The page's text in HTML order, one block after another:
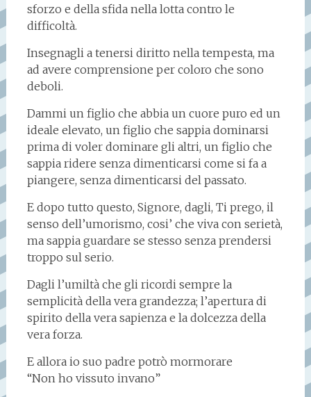
sforzo e della sfida nella lotta contro le
difficoltà.
Insegnagli a tenersi diritto nella tempesta, ma
ad avere comprensione per coloro che sono
deboli.
Dammi un figlio che abbia un cuore puro ed un
ideale elevato, un figlio che sappia dominarsi
prima di voler dominare gli altri, un figlio che
sappia ridere senza dimenticarsi come si fa a
piangere, senza dimenticarsi del passato.
E dopo tutto questo, Signore, dagli, Ti prego, il
senso dell’umorismo, cosi’ che viva con serietà,
ma sappia guardare se stesso senza prendersi
troppo sul serio.
Dagli l’umiltà che gli ricordi sempre la
semplicità della vera grandezza; l’apertura di
spirito della vera sapienza e la dolcezza della
vera forza.
E allora io suo padre potrò mormorare
“Non ho vissuto invano”